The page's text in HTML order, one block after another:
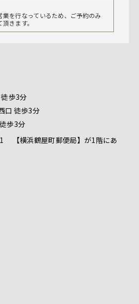
を行なっているため、ご予約のみ
きます。
歩3分
口 徒歩3分
歩3分
【横浜鶴屋町郵便局】が1階にあ